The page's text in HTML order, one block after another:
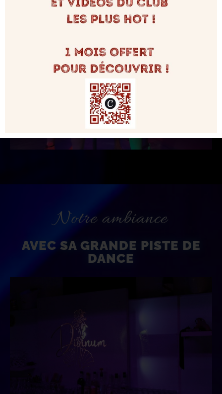
Notre ambiance
AVEC SA GRANDE PISTE DE
DANCE